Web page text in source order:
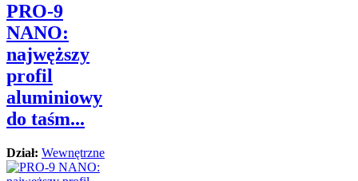
PRO-9
NANO:
najwęższy
profil
aluminiowy
do taśm...
Dział: Wewnętrzne